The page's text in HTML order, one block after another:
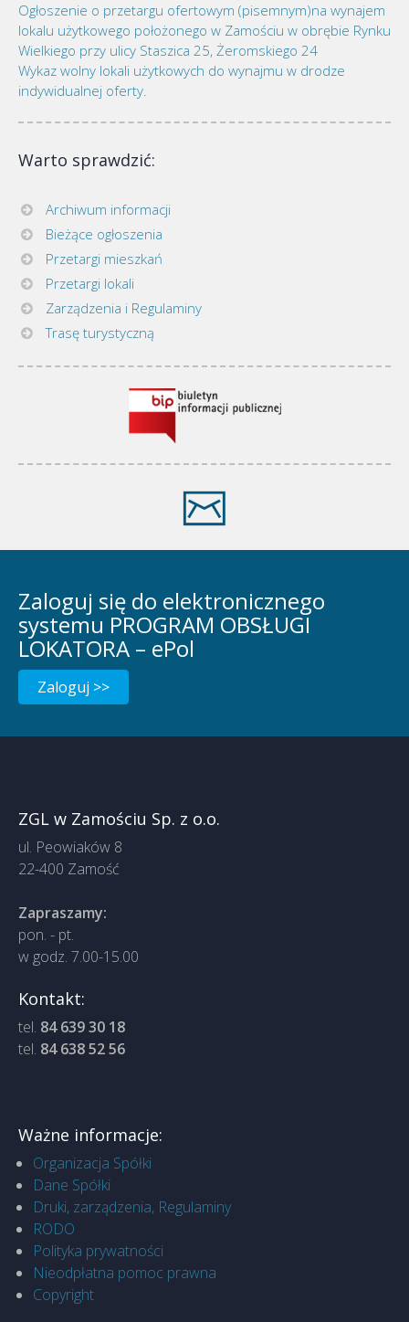
Ogłoszenie o przetargu ofertowym (pisemnym)na wynajem
lokalu użytkowego położonego w Zamościu w obrębie Rynku
Wielkiego przy ulicy Staszica 25, Żeromskiego 24
Wykaz wolny lokali użytkowych do wynajmu w drodze
indywidualnej oferty.
Warto sprawdzić:
Archiwum informacji
Bieżące ogłoszenia
Przetargi mieszkań
Przetargi lokali
Zarządzenia i Regulaminy
Trasę turystyczną
Zaloguj się do elektronicznego
systemu PROGRAM OBSŁUGI
LOKATORA – ePol
Zaloguj >>
ZGL w Zamościu Sp. z o.o.
ul. Peowiaków 8
22-400 Zamość
Zapraszamy:
pon. - pt.
w godz. 7.00-15.00
Kontakt:
tel. 84 639 30 18
tel. 84 638 52 56
Ważne informacje:
Organizacja Spółki
Dane Spółki
Druki, zarządzenia, Regulaminy
RODO
Polityka prywatności
Nieodpłatna pomoc prawna
Copyright